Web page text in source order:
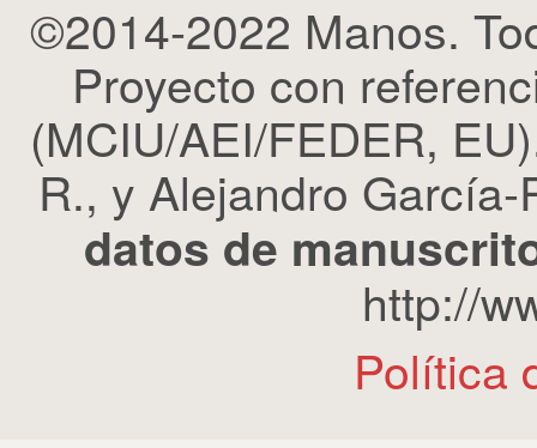
©2014-2022 Manos.
Proyecto con
(MCIU/AEI/FEDER,
R., y Alejandro
datos de
http://
Política